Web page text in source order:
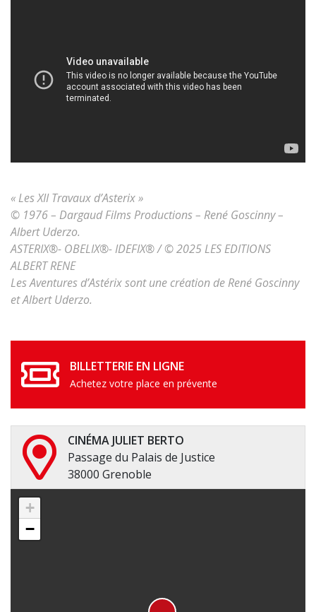
« Les XII Travaux d’Asterix »
© 1976 – Dargaud Films Productions – René Goscinny –
Albert Uderzo.
ASTERIX®- OBELIX®- IDEFIX® / © 2025 LES EDITIONS
ALBERT RENE
Les Aventures d’Astérix sont une création de René Goscinny
et Albert Uderzo.
BILLETTERIE EN LIGNE
Achetez votre place en prévente
CINÉMA JULIET BERTO
Passage du Palais de Justice
38000 Grenoble
+
−